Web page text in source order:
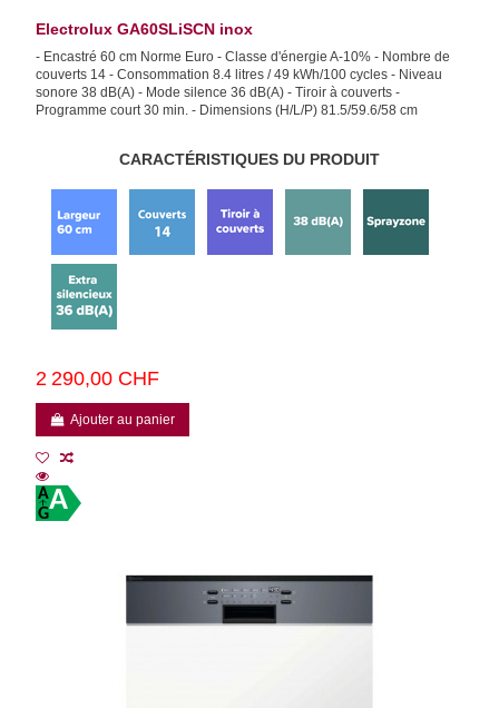
Electrolux GA60SLiSCN inox
- Encastré 60 cm Norme Euro - Classe d'énergie A-10% - Nombre de
couverts 14 - Consommation 8.4 litres / 49 kWh/100 cycles - Niveau
sonore 38 dB(A) - Mode silence 36 dB(A) - Tiroir à couverts -
Programme court 30 min. - Dimensions (H/L/P) 81.5/59.6/58 cm
CARACTÉRISTIQUES DU PRODUIT
2 290,00 CHF
Ajouter au panier
A